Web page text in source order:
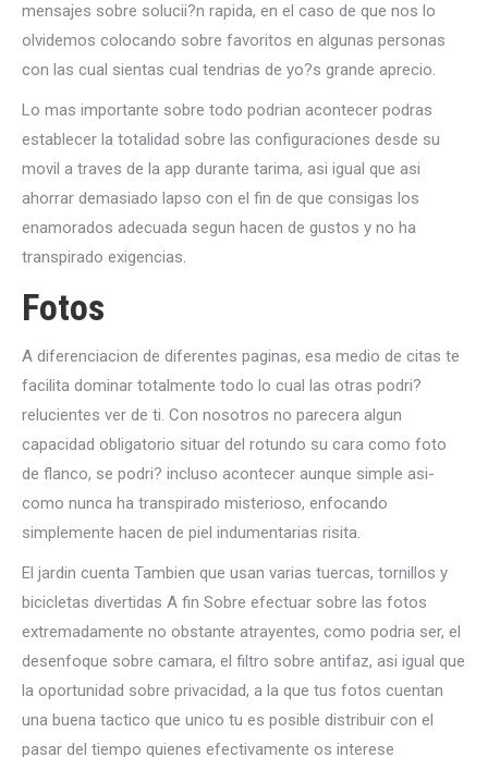
mensajes sobre solucii?n rapida, en el caso de que nos lo
olvidemos colocando sobre favoritos en algunas personas
con las cual sientas cual tendrias de yo?s grande aprecio.
Lo mas importante sobre todo podri­an acontecer podras
establecer la totalidad sobre las configuraciones desde su
movil a traves de la app durante tarima, asi­ igual que asi
ahorrar demasiado lapso con el fin de que consigas los
enamorados adecuada segun hacen de gustos y no ha
transpirado exigencias.
Fotos
A diferenciacion de diferentes paginas, esa medio de citas te
facilita dominar totalmente todo lo cual las otras podri?
relucientes ver de ti. Con nosotros no parecera algun
capacidad obligatorio situar del rotundo su cara como foto
de flanco, se podri? incluso acontecer aunque simple asi­
como nunca ha transpirado misterioso, enfocando
simplemente hacen de piel indumentarias risita.
El jardi­n cuenta Tambien que usan varias tuercas, tornillos y
bicicletas divertidas A fin Sobre efectuar sobre las fotos
extremadamente no obstante atrayentes, como podri­a ser, el
desenfoque sobre camara, el filtro sobre antifaz, asi­ igual que
la oportunidad sobre privacidad, a la que tus fotos cuentan
una buena tactico que unico tu es posible distribuir con el
pasar del tiempo quienes efectivamente os interese